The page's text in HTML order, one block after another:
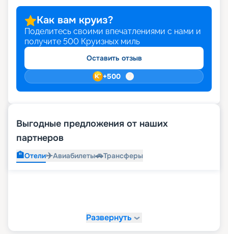
Как вам круиз?
Поделитесь своими впечатлениями с нами и
получите 500 Круизных миль
Оставить отзыв
+500
Выгодные предложения от наших
партнеров
🏨Отели✈️Авиабилеты🚗Трансферы
Развернуть